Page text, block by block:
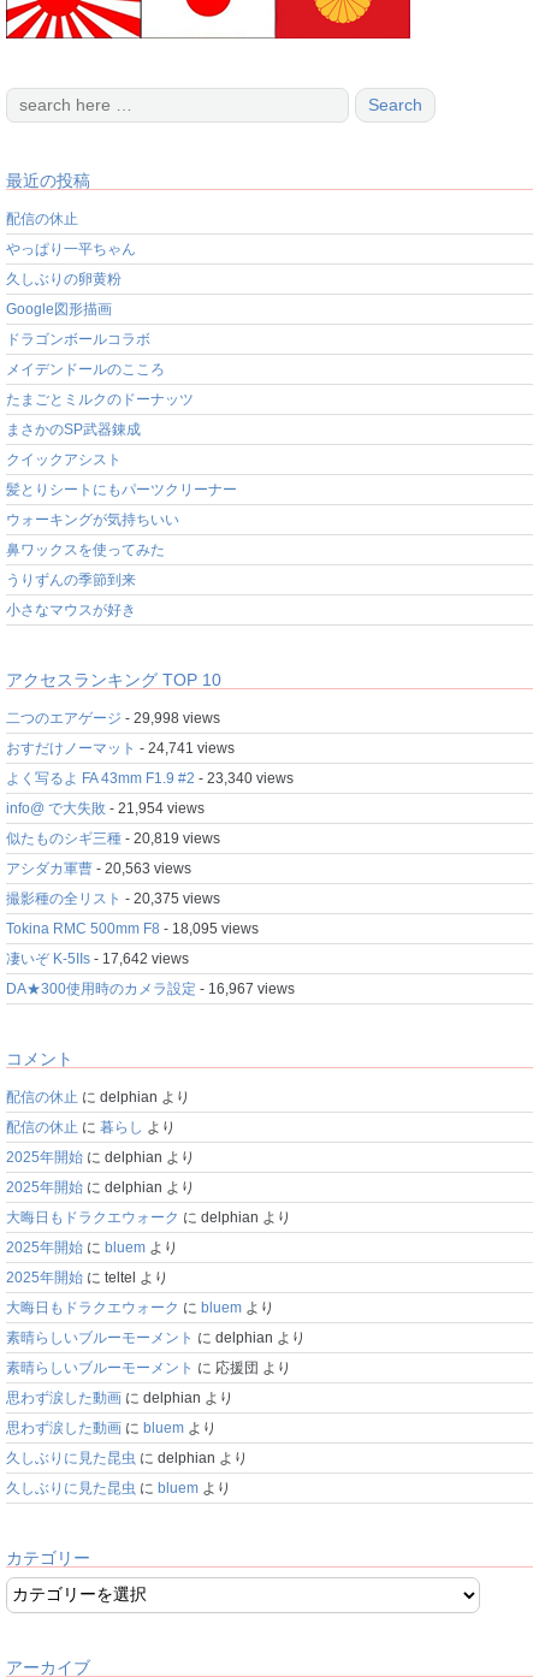
最近の投稿
配信の休止
やっぱり一平ちゃん
久しぶりの卵黄粉
Google図形描画
ドラゴンボールコラボ
メイデンドールのこころ
たまごとミルクのドーナッツ
まさかのSP武器錬成
クイックアシスト
髪とりシートにもパーツクリーナー
ウォーキングが気持ちいい
鼻ワックスを使ってみた
うりずんの季節到来
小さなマウスが好き
アクセスランキング TOP 10
二つのエアゲージ - 29,998 views
おすだけノーマット - 24,741 views
よく写るよ FA 43mm F1.9 #2 - 23,340 views
info@ で大失敗 - 21,954 views
似たものシギ三種 - 20,819 views
アシダカ軍曹 - 20,563 views
撮影種の全リスト - 20,375 views
Tokina RMC 500mm F8 - 18,095 views
凄いぞ K-5IIs - 17,642 views
DA★300使用時のカメラ設定 - 16,967 views
コメント
配信の休止 に delphian より
配信の休止 に 暮らし より
2025年開始 に delphian より
2025年開始 に delphian より
大晦日もドラクエウォーク に delphian より
2025年開始 に bluem より
2025年開始 に teltel より
大晦日もドラクエウォーク に bluem より
素晴らしいブルーモーメント に delphian より
素晴らしいブルーモーメント に 応援団 より
思わず涙した動画 に delphian より
思わず涙した動画 に bluem より
久しぶりに見た昆虫 に delphian より
久しぶりに見た昆虫 に bluem より
カテゴリー
アーカイブ